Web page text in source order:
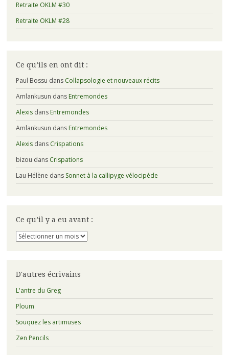
Retraite OKLM #30
Retraite OKLM #28
Ce qu’ils en ont dit :
Paul Bossu dans Collapsologie et nouveaux récits
Amlankusun dans Entremondes
Alexisdans Entremondes
Amlankusun dans Entremondes
Alexisdans Crispations
bizou dans Crispations
Lau Hélène dans Sonnet à la callipyge vélocipède
Ce qu’il y a eu avant :
Ce
qu’il
eu
:
D'autres écrivains
L'antre du Greg
Ploum
Souquez les artimuses
Zen Pencils